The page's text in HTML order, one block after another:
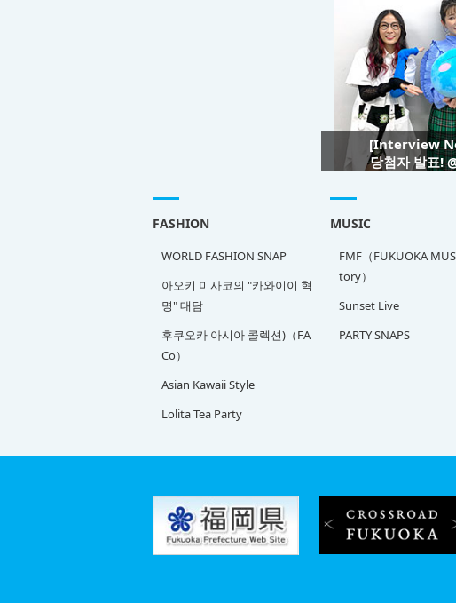
[Interview
당첨자 발표!
FASHION
WORLD FASHION SNAP
아오키 미사코의 "카와이이 혁
명" 대담
후쿠오카 아시아 콜렉션)（FA
Co）
Asian Kawaii Style
Lolita Tea Party
MUSIC
FMF（FUKUOKA
tory）
Sunset Live
PARTY SNAPS